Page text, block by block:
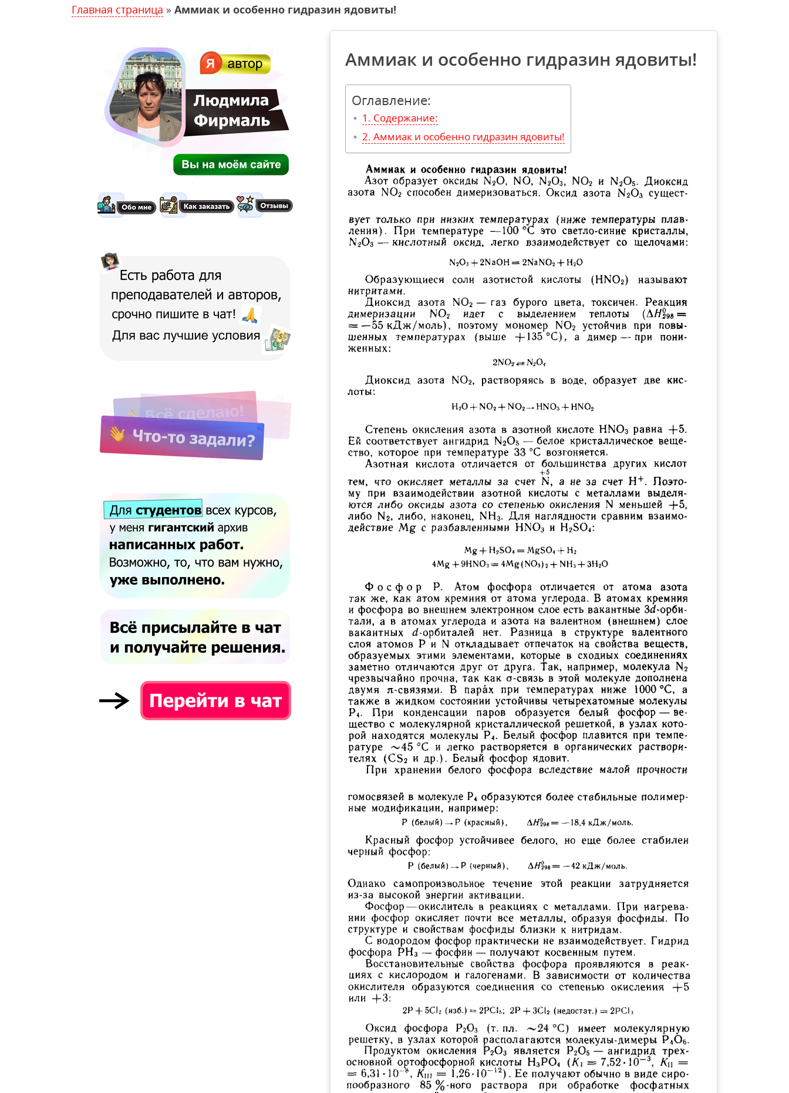
Главная страница » Аммиак и особенно гидразин ядовиты!
Аммиак и особенно гидразин ядовиты!
Оглавление:
Содержание:
Аммиак и особенно гидразин ядовиты!